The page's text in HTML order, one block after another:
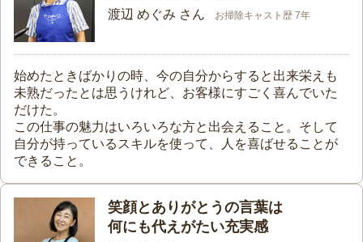
渡辺 めぐみ さん お掃除キャスト歴 7年
始めたときばかりの時、今の自分からすると出来栄えも
未熟だったとは思うけれど、お客様にすごく喜んでいた
だけた。
この仕事の魅力はいろいろな方と出会えること。そして
自分が持っているスキルを使って、人を喜ばせることが
できること。
笑顔とありがとうの言葉は
何にも代えがたい充実感